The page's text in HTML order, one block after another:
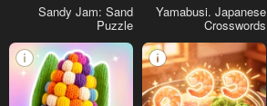
Yamabusi. Japanese
Crosswords
Sandy Jam: Sand
Puzzle